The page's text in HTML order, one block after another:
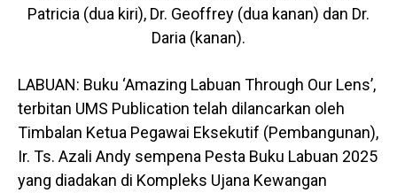
Patricia (dua kiri), Dr. Geoffrey (dua kanan) dan Dr.
Daria (kanan).
LABUAN: Buku ‘Amazing Labuan Through Our Lens’,
terbitan UMS Publication telah dilancarkan oleh
Timbalan Ketua Pegawai Eksekutif (Pembangunan),
Ir. Ts. Azali Andy sempena Pesta Buku Labuan 2025
yang diadakan di Kompleks Ujana Kewangan